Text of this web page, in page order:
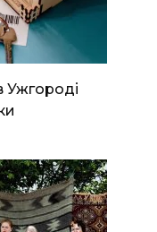
Ужгороді